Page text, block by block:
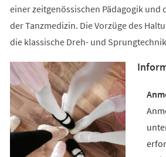
einer zeitgenössischen Pädagogik und
der Tanzmedizin. Die Vorzüge des
die klassische Dreh- und